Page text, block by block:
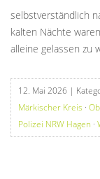
selbstverständlich
kalten Nächte
alleine gelassen zu
12. Mai 2026 |
Märkischer Kreis ·
Polizei NRW Hagen ·